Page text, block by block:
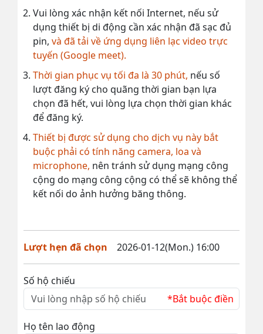
Vui lòng xác nhận kết nối Internet, nếu sử
dụng thiết bị di động cần xác nhận đã sạc đủ
pin, và đã tải về ứng dụng liên lạc video trực
tuyến (Google meet).
Thời gian phục vụ tối đa là 30 phút, nếu số
lượt đăng ký cho quãng thời gian bạn lựa
chọn đã hết, vui lòng lựa chọn thời gian khác
để đăng ký.
Thiết bị được sử dụng cho dịch vụ này bắt
buộc phải có tính năng camera, loa và
microphone, nên tránh sử dụng mạng công
cộng do mạng công cộng có thể sẽ không thể
kết nối do ảnh hưởng băng thông.
Lượt hẹn đã chọn 2026-01-12(Mon.) 16:00
Số hộ chiếu
*Bắt buộc điền
Họ tên lao động